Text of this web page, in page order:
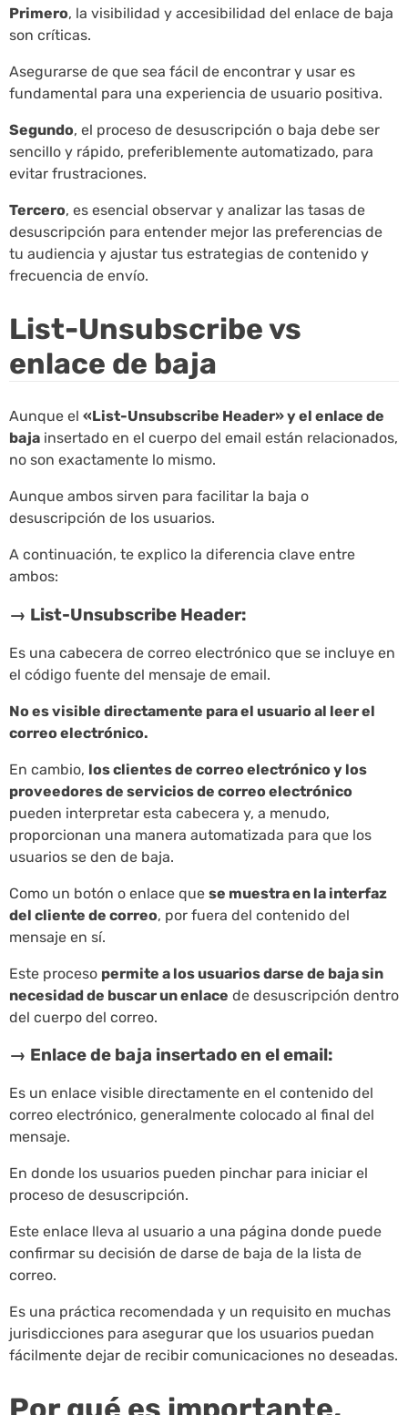
Primero, la visibilidad y accesibilidad del enlace de baja
son críticas.
Asegurarse de que sea fácil de encontrar y usar es
fundamental para una experiencia de usuario positiva.
Segundo, el proceso de desuscripción o baja debe ser
sencillo y rápido, preferiblemente automatizado, para
evitar frustraciones.
Tercero, es esencial observar y analizar las tasas de
desuscripción para entender mejor las preferencias de
tu audiencia y ajustar tus estrategias de contenido y
frecuencia de envío.
List-Unsubscribe vs
enlace de baja
Aunque el «List-Unsubscribe Header» y el enlace de
baja insertado en el cuerpo del email están relacionados,
no son exactamente lo mismo.
Aunque ambos sirven para facilitar la baja o
desuscripción de los usuarios.
A continuación, te explico la diferencia clave entre
ambos:
→ List-Unsubscribe Header:
Es una cabecera de correo electrónico que se incluye en
el código fuente del mensaje de email.
No es visible directamente para el usuario al leer el
correo electrónico.
En cambio, los clientes de correo electrónico y los
proveedores de servicios de correo electrónico
pueden interpretar esta cabecera y, a menudo,
proporcionan una manera automatizada para que los
usuarios se den de baja.
Como un botón o enlace que se muestra en la interfaz
del cliente de correo, por fuera del contenido del
mensaje en sí.
Este proceso permite a los usuarios darse de baja sin
necesidad de buscar un enlace de desuscripción dentro
del cuerpo del correo.
→ Enlace de baja insertado en el email:
Es un enlace visible directamente en el contenido del
correo electrónico, generalmente colocado al final del
mensaje.
En donde los usuarios pueden pinchar para iniciar el
proceso de desuscripción.
Este enlace lleva al usuario a una página donde puede
confirmar su decisión de darse de baja de la lista de
correo.
Es una práctica recomendada y un requisito en muchas
jurisdicciones para asegurar que los usuarios puedan
fácilmente dejar de recibir comunicaciones no deseadas.